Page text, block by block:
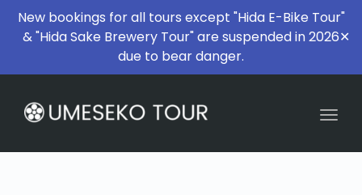
New bookings for all tours except "Hida E-Bike Tour"
& "Hida Sake Brewery Tour" are suspended in 2026
due to bear danger.
✕